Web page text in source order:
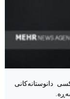
دانوستانەکانی